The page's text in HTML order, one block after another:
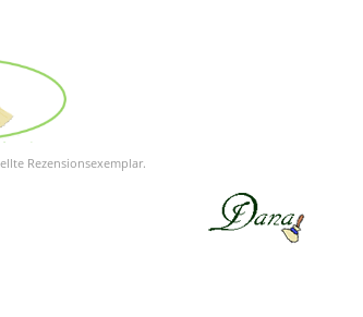
Rezensionsexemplar.